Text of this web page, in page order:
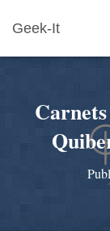
Geek-It